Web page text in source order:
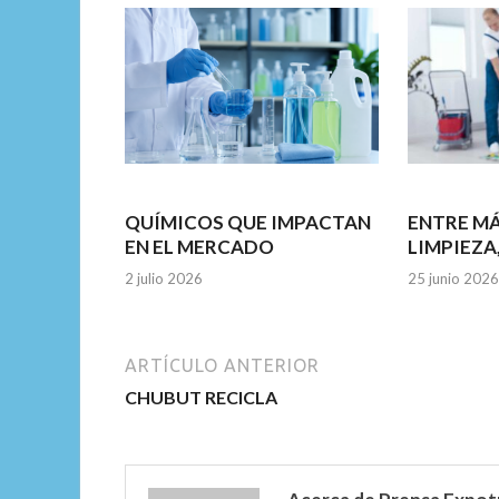
o
k
p
p
QUÍMICOS QUE IMPACTAN
EN EL MERCADO
2 julio 2026
ENTRE
25 junio 2026
ARTÍCULO ANTERIOR
CHUBUT RECICLA